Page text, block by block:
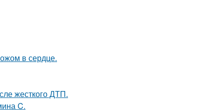
в сердце.
жесткого ДТП.
C.